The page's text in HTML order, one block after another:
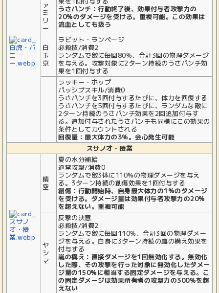
ァ
ミ
リ
ー
うさパンチ：行動終了後、効果付与者攻撃力の
20%のダメージを受ける。重複可能。この効果は
流血としても扱う
白
玉
京
ラビット・ランページ
必殺技/消費2
ランダムで敵に毎回80%、合計3回の物理ダメージ
を与える。攻撃対象に2ターン持続のうさパンチ効
果を1回付与する
ラッキー・ホップ
パッシブスキル/消費0
うさパンチを3回付与するたびに、体力を回復する
うさパンチを5回付与するたびに、ランダムな敵に
2ターン持続のうさパンチ効果を2回追加付与す
る。追加付与されたうさパンチも同様にこの効果の
条件としてカウントされる
回復量：最大体力の3%。会心発生可能
スサノオ・授業
晴
空
夏の水分補給
通常攻撃/消費0
ランダムで敵3体に110%の物理ダメージを与え
る。3ターン持続の創傷効果を1回付与する
創傷：行動開始時、自身最大体力の1%のダメージ
を受ける。ダメージ量は効果付与者攻撃力の20%
を超えない。重複可能
ヤ
シ
マ
反撃の決意
必殺技/消費2
ランダムで敵に毎回110%、合計3回の物理ダメー
ジを与える。自身に3ターン持続の嵐の構え効果を
付与する
嵐の構え：直接ダメージを1回無効化する。無効化
した際、その攻撃を行った対象に無効化したダメー
ジ量の150%に相当する固定ダメージを与える。こ
の固定ダメージは効果所有者の攻撃力の300%を超
えない